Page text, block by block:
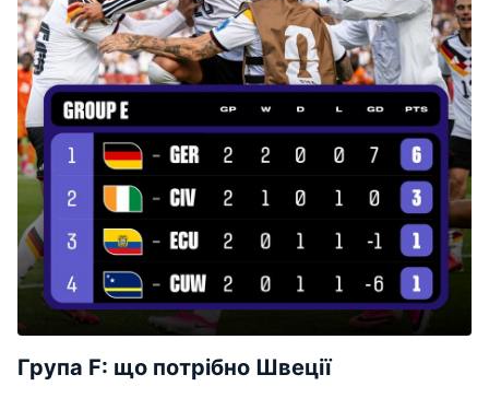
Група F: що потрібно Швеції